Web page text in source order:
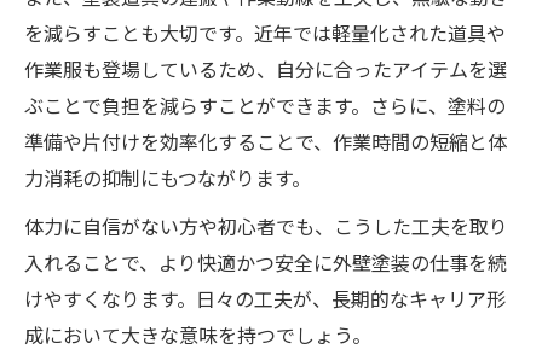
を減らすことも大切です。近年では軽量化された道具や
作業服も登場しているため、自分に合ったアイテムを選
ぶことで負担を減らすことができます。さらに、塗料の
準備や片付けを効率化することで、作業時間の短縮と体
力消耗の抑制にもつながります。
体力に自信がない方や初心者でも、こうした工夫を取り
入れることで、より快適かつ安全に外壁塗装の仕事を続
けやすくなります。日々の工夫が、長期的なキャリア形
成において大きな意味を持つでしょう。